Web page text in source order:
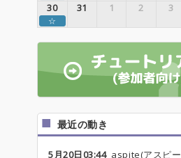
30 31 1 2 3
☆
最近の動き
5月20日03:44aspite(アスピー